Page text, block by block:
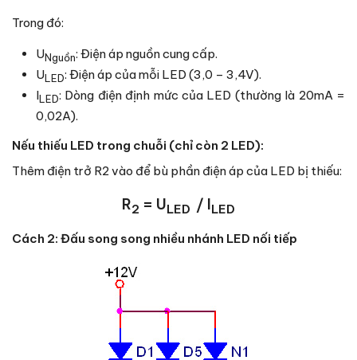
Trong đó:
UNguồn: Điện áp nguồn cung cấp.
ULED: Điện áp của mỗi LED (3,0 – 3,4V).
ILED: Dòng điện định mức của LED (thường là 20mA =
0,02A).
Nếu thiếu LED trong chuỗi (chỉ còn 2 LED):
Thêm điện trở R2 vào để bù phần điện áp của LED bị thiếu:
R2 = ULED / ILED
Cách 2: Đấu song song nhiều nhánh LED nối tiếp